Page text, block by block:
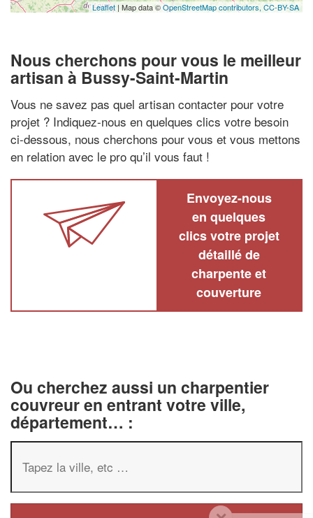
Leaflet | Map data ©OpenStreetMap contributors, CC-BY-SA
Nous cherchons pour vous le meilleur
artisan à Bussy-Saint-Martin
Vous ne savez pas quel artisan contacter pour votre
projet ? Indiquez-nous en quelques clics votre besoin
ci-dessous, nous cherchons pour vous et vous mettons
en relation avec le pro qu’il vous faut !
Envoyez-nous
en quelques
clics votre projet
détaillé de
charpente et
couverture
Ou cherchez aussi un charpentier
couvreur en entrant votre ville,
département… :